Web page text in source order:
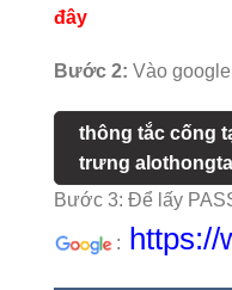
đây
Bước 2: Vào
thông tắc cống
trưng
Bước 3: Để lấy
: https://